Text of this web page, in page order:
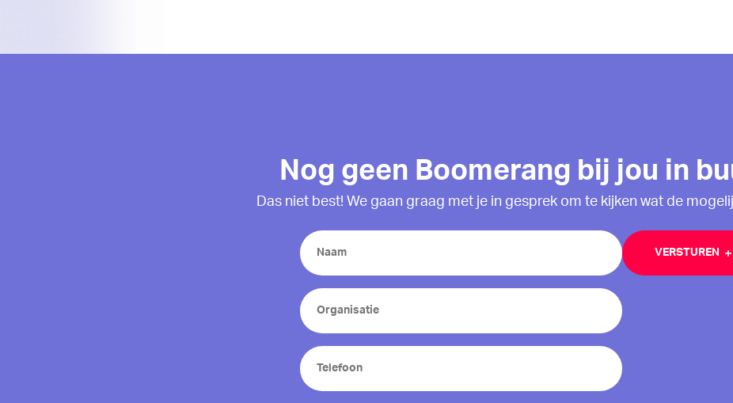
Nog geen Boomerang bij jou in
Das niet best! We gaan graag met je in gesprek om te kijken wat de
Name
(Vereist)
Organisatie
(Vereist)
Telefoon
(Vereist)